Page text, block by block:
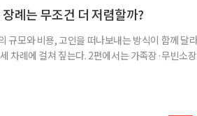
나 로션은 물론 방석·모자·물병·티백·간식, 피부
례는 무조건 더 저렴할까?
규모와 비용, 고인을 떠나보내는 방식이 함께 달
차례에 걸쳐 짚는다. 2편에서는 가족장·무빈소